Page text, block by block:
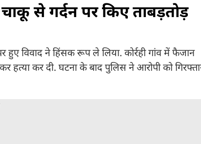
से गर्दन पर किए ताबड़तोड़
हुए विवाद ने हिंसक रूप ले लिया. कोर्रही गांव में फैजान
हत्या कर दी. घटना के बाद पुलिस ने आरोपी को